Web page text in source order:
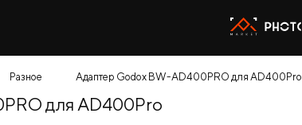
Разное Адаптер Godox BW-AD400PRO для AD400Pro
для AD400Pro